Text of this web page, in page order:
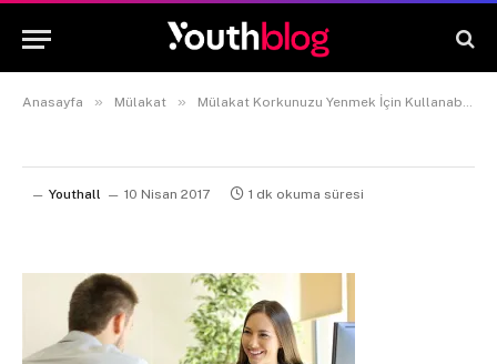
Anasayfa » Mülakat » Mülakat Korkunuzu Yenmek İçin Kullanabileceğiniz 6 Harika İpucu
Youthall 10 Nisan 2017 1 dk okuma süresi